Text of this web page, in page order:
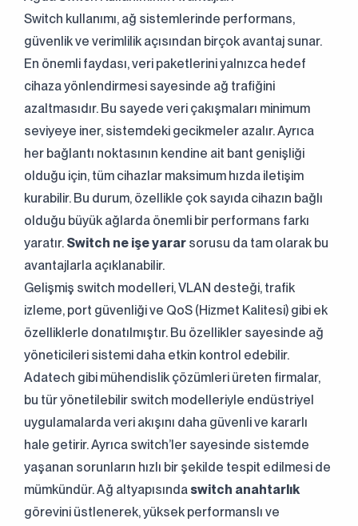
Switch kullanımı, ağ sistemlerinde performans,
güvenlik ve verimlilik açısından birçok avantaj sunar.
En önemli faydası, veri paketlerini yalnızca hedef
cihaza yönlendirmesi sayesinde ağ trafiğini
azaltmasıdır. Bu sayede veri çakışmaları minimum
seviyeye iner, sistemdeki gecikmeler azalır. Ayrıca
her bağlantı noktasının kendine ait bant genişliği
olduğu için, tüm cihazlar maksimum hızda iletişim
kurabilir. Bu durum, özellikle çok sayıda cihazın bağlı
olduğu büyük ağlarda önemli bir performans farkı
yaratır. Switch ne işe yarar sorusu da tam olarak bu
avantajlarla açıklanabilir.
Gelişmiş switch modelleri, VLAN desteği, trafik
izleme, port güvenliği ve QoS (Hizmet Kalitesi) gibi ek
özelliklerle donatılmıştır. Bu özellikler sayesinde ağ
yöneticileri sistemi daha etkin kontrol edebilir.
Adatech gibi mühendislik çözümleri üreten firmalar,
bu tür yönetilebilir switch modelleriyle endüstriyel
uygulamalarda veri akışını daha güvenli ve kararlı
hale getirir. Ayrıca switch’ler sayesinde sistemde
yaşanan sorunların hızlı bir şekilde tespit edilmesi de
mümkündür. Ağ altyapısında switch anahtarlık
görevini üstlenerek, yüksek performanslı ve